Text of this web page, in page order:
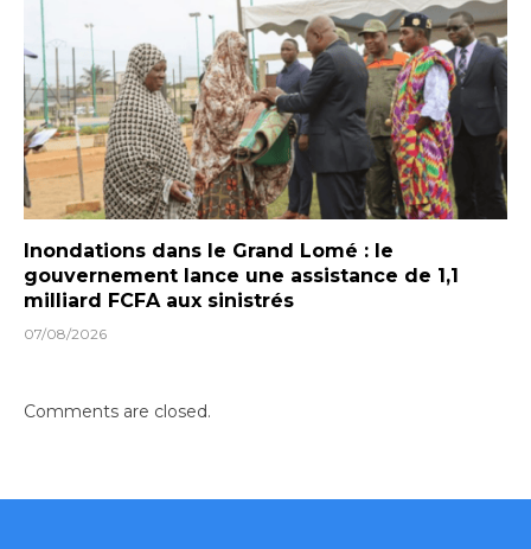
Inondations dans le Grand Lomé : le
gouvernement lance une assistance de 1,1
milliard FCFA aux sinistrés
07/08/2026
Comments are closed.